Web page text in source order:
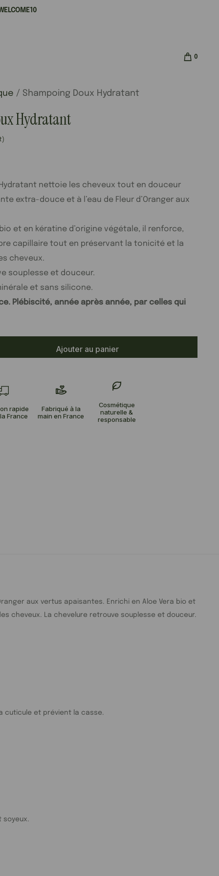
0
/ Shampoing Doux Hydratant
Hydratant
Hydratant nettoie les cheveux tout en douceur
extra-douce et à l’eau de Fleur d’Oranger aux
et en kératine d’origine végétale, il renforce,
capillaire tout en préservant la tonicité et la
cheveux.
souplesse et douceur.
et sans silicone.
Plébiscité, année après année, par celles qui
Ajouter au panier
rapide
France
Fabriqué à la
main en France
Cosmétique
naturelle &
responsable
aux vertus apaisantes. Enrichi en Aloe Vera bio et
cheveux. La chevelure retrouve souplesse et douceur.
cuticule et prévient la casse.
soyeux.